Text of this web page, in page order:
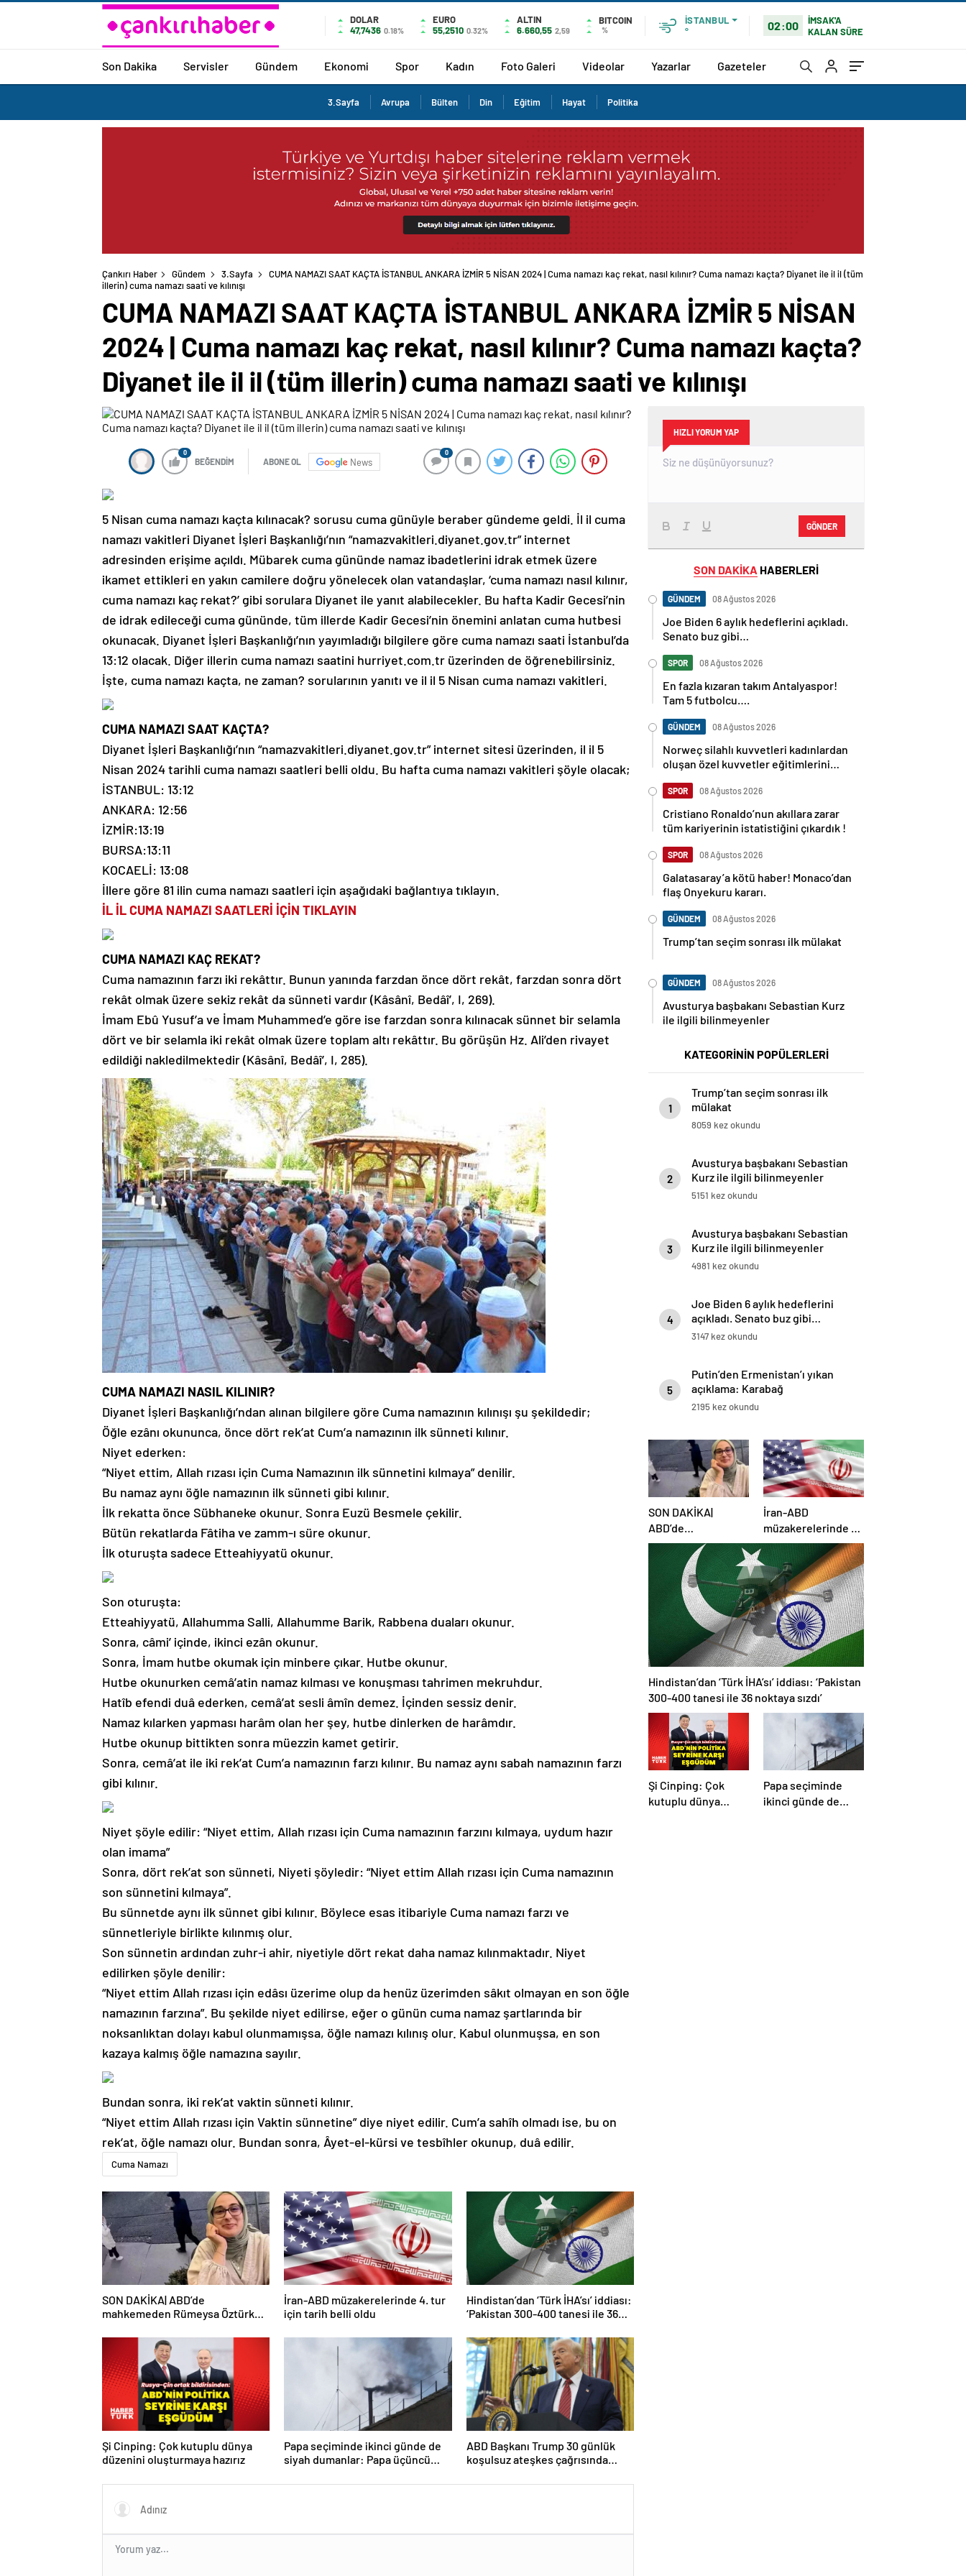
DOLAR
47,7436 0.18%
EURO
55,2510 0.32%
ALTIN
6.660,55 2,59
BITCOIN
%
İSTANBUL
°
02:00
İMSAK'A
KALAN SÜRE
Son Dakika Servisler Gündem Ekonomi Spor Kadın Foto Galeri Videolar Yazarlar Gazeteler
3.Sayfa Avrupa Bülten Din Eğitim Hayat Politika
Çankırı Haber Gündem 3.Sayfa
CUMA NAMAZI SAAT KAÇTA İSTANBUL ANKARA İZMİR 5 NİSAN 2024 | Cuma namazı kaç rekat, nasıl kılınır? Cuma namazı kaçta? Diyanet ile il il (tüm
illerin) cuma namazı saati ve kılınışı
CUMA NAMAZI SAAT KAÇTA İSTANBUL ANKARA İZMİR 5 NİSAN
2024 | Cuma namazı kaç rekat, nasıl kılınır? Cuma namazı kaçta?
Diyanet ile il il (tüm illerin) cuma namazı saati ve kılınışı
0
BEĞENDİM ABONE OL News
0
5 Nisan cuma namazı kaçta kılınacak? sorusu cuma günüyle beraber gündeme geldi. İl il cuma
namazı vakitleri Diyanet İşleri Başkanlığı’nın “namazvakitleri.diyanet.gov.tr” internet
adresinden erişime açıldı. Mübarek cuma gününde namaz ibadetlerini idrak etmek üzere
ikamet ettikleri en yakın camilere doğru yönelecek olan vatandaşlar, ‘cuma namazı nasıl kılınır,
cuma namazı kaç rekat?’ gibi sorulara Diyanet ile yanıt alabilecekler. Bu hafta Kadir Gecesi’nin
de idrak edileceği cuma gününde, tüm illerde Kadir Gecesi’nin önemini anlatan cuma hutbesi
okunacak. Diyanet İşleri Başkanlığı’nın yayımladığı bilgilere göre cuma namazı saati İstanbul’da
13:12 olacak. Diğer illerin cuma namazı saatini hurriyet.com.tr üzerinden de öğrenebilirsiniz.
İşte, cuma namazı kaçta, ne zaman? sorularının yanıtı ve il il 5 Nisan cuma namazı vakitleri.
CUMA NAMAZI SAAT KAÇTA?
Diyanet İşleri Başkanlığı’nın “namazvakitleri.diyanet.gov.tr” internet sitesi üzerinden, il il 5
Nisan 2024 tarihli cuma namazı saatleri belli oldu. Bu hafta cuma namazı vakitleri şöyle olacak;
İSTANBUL: 13:12
ANKARA: 12:56
İZMİR:13:19
BURSA:13:11
KOCAELİ: 13:08
İllere göre 81 ilin cuma namazı saatleri için aşağıdaki bağlantıya tıklayın.
İL İL CUMA NAMAZI SAATLERİ İÇİN TIKLAYIN
CUMA NAMAZI KAÇ REKAT?
Cuma namazının farzı iki rekâttır. Bunun yanında farzdan önce dört rekât, farzdan sonra dört
rekât olmak üzere sekiz rekât da sünneti vardır (Kâsânî, Bedâî’, I, 269).
İmam Ebû Yusuf’a ve İmam Muhammed’e göre ise farzdan sonra kılınacak sünnet bir selamla
dört ve bir selamla iki rekât olmak üzere toplam altı rekâttır. Bu görüşün Hz. Ali’den rivayet
edildiği nakledilmektedir (Kâsânî, Bedâî’, I, 285).
CUMA NAMAZI NASIL KILINIR?
Diyanet İşleri Başkanlığı’ndan alınan bilgilere göre Cuma namazının kılınışı şu şekildedir;
Öğle ezânı okununca, önce dört rek’at Cum’a namazının ilk sünneti kılınır.
Niyet ederken:
“Niyet ettim, Allah rızası için Cuma Namazının ilk sünnetini kılmaya” denilir.
Bu namaz aynı öğle namazının ilk sünneti gibi kılınır.
İlk rekatta önce Sübhaneke okunur. Sonra Euzü Besmele çekilir.
Bütün rekatlarda Fâtiha ve zamm-ı süre okunur.
İlk oturuşta sadece Etteahiyyatü okunur.
Son oturuşta:
Etteahiyyatü, Allahumma Salli, Allahumme Barik, Rabbena duaları okunur.
Sonra, câmi’ içinde, ikinci ezân okunur.
Sonra, İmam hutbe okumak için minbere çıkar. Hutbe okunur.
Hutbe okunurken cemâ’atin namaz kılması ve konuşması tahrimen mekruhdur.
Hatîb efendi duâ ederken, cemâ’at sesli âmîn demez. İçinden sessiz denir.
Namaz kılarken yapması harâm olan her şey, hutbe dinlerken de harâmdır.
Hutbe okunup bittikten sonra müezzin kamet getirir.
Sonra, cemâ’at ile iki rek’at Cum’a namazının farzı kılınır. Bu namaz aynı sabah namazının farzı
gibi kılınır.
Niyet şöyle edilir: “Niyet ettim, Allah rızası için Cuma namazının farzını kılmaya, uydum hazır
olan imama”
Sonra, dört rek’at son sünneti, Niyeti şöyledir: “Niyet ettim Allah rızası için Cuma namazının
son sünnetini kılmaya”.
Bu sünnetde aynı ilk sünnet gibi kılınır. Böylece esas itibariyle Cuma namazı farzı ve
sünnetleriyle birlikte kılınmış olur.
Son sünnetin ardından zuhr-i ahir, niyetiyle dört rekat daha namaz kılınmaktadır. Niyet
edilirken şöyle denilir:
“Niyet ettim Allah rızası için edâsı üzerime olup da henüz üzerimden sâkıt olmayan en son öğle
namazının farzına”. Bu şekilde niyet edilirse, eğer o günün cuma namaz şartlarında bir
noksanlıktan dolayı kabul olunmamışsa, öğle namazı kılınış olur. Kabul olunmuşsa, en son
kazaya kalmış öğle namazına sayılır.
Bundan sonra, iki rek’at vaktin sünneti kılınır.
“Niyet ettim Allah rızası için Vaktin sünnetine” diye niyet edilir. Cum’a sahîh olmadı ise, bu on
rek’at, öğle namazı olur. Bundan sonra, Âyet-el-kürsi ve tesbîhler okunup, duâ edilir.
Cuma Namazı
SON DAKİKA| ABD’de
mahkemeden Rümeysa Öztürk
İran-ABD müzakerelerinde 4. tur
için tarih belli oldu
Hindistan’dan ‘Türk İHA’sı’ iddiası:
‘Pakistan 300-400 tanesi ile 36
Şi Cinping: Çok kutuplu dünya
düzenini oluşturmaya hazırız
Papa seçiminde ikinci günde de
siyah dumanlar: Papa üçüncü
ABD Başkanı Trump 30 günlük
koşulsuz ateşkes çağrısında
HIZLI YORUM YAP
GÖNDER
SON DAKİKA HABERLERİ
GÜNDEM 08 Ağustos 2026
Joe Biden 6 aylık hedeflerini açıkladı.
Senato buz gibi…
SPOR 08 Ağustos 2026
En fazla kızaran takım Antalyaspor!
Tam 5 futbolcu….
GÜNDEM 08 Ağustos 2026
Norweç silahlı kuvvetleri kadınlardan
oluşan özel kuvvetler eğitimlerini
SPOR 08 Ağustos 2026
Cristiano Ronaldo’nun akıllara zarar
tüm kariyerinin istatistiğini çıkardık !
SPOR 08 Ağustos 2026
Galatasaray’a kötü haber! Monaco’dan
flaş Onyekuru kararı.
GÜNDEM 08 Ağustos 2026
Trump’tan seçim sonrası ilk mülakat
GÜNDEM 08 Ağustos 2026
Avusturya başbakanı Sebastian Kurz
ile ilgili bilinmeyenler
KATEGORİNİN POPÜLERLERİ
1
Trump’tan seçim sonrası ilk
mülakat
8059 kez okundu
2
Avusturya başbakanı Sebastian
Kurz ile ilgili bilinmeyenler
5151 kez okundu
3
Avusturya başbakanı Sebastian
Kurz ile ilgili bilinmeyenler
4981 kez okundu
4
Joe Biden 6 aylık hedeflerini
açıkladı. Senato buz gibi…
3147 kez okundu
5
Putin’den Ermenistan’ı yıkan
açıklama: Karabağ
Azerbaycan’ın ayrılmaz bir
2195 kez okundu
SON DAKİKA|
ABD’de
mahkemeden
Rümeysa Öztürk
kararı: Serbest
bırakıldı!
İran-ABD
müzakerelerinde 4.
tur için tarih belli
oldu
Hindistan’dan ‘Türk İHA’sı’ iddiası: ‘Pakistan
300-400 tanesi ile 36 noktaya sızdı’
Şi Cinping: Çok
kutuplu dünya
Papa seçiminde
ikinci günde de